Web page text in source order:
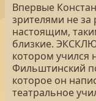
Впервые
зрителями не
настоящим,
близкие.
котором учился
Фильштинский
которое он
театральное